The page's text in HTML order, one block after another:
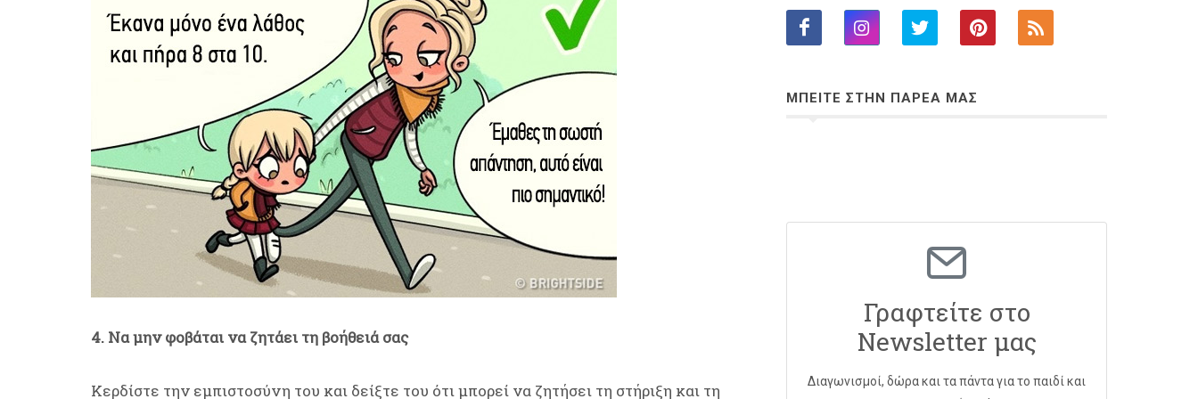
4. Να μην φοβάται να ζητάει τη βοήθειά σας
Κερδίστε την εμπιστοσύνη του και δείξτε του ότι μπορεί να ζητήσει τη στήριξη και τη
ΜΠΕΙΤΕ ΣΤΗΝ ΠΑΡΕΑ ΜΑΣ
Γραφτείτε στο
Newsletter μας
Διαγωνισμοί, δώρα και τα πάντα για το παιδί και